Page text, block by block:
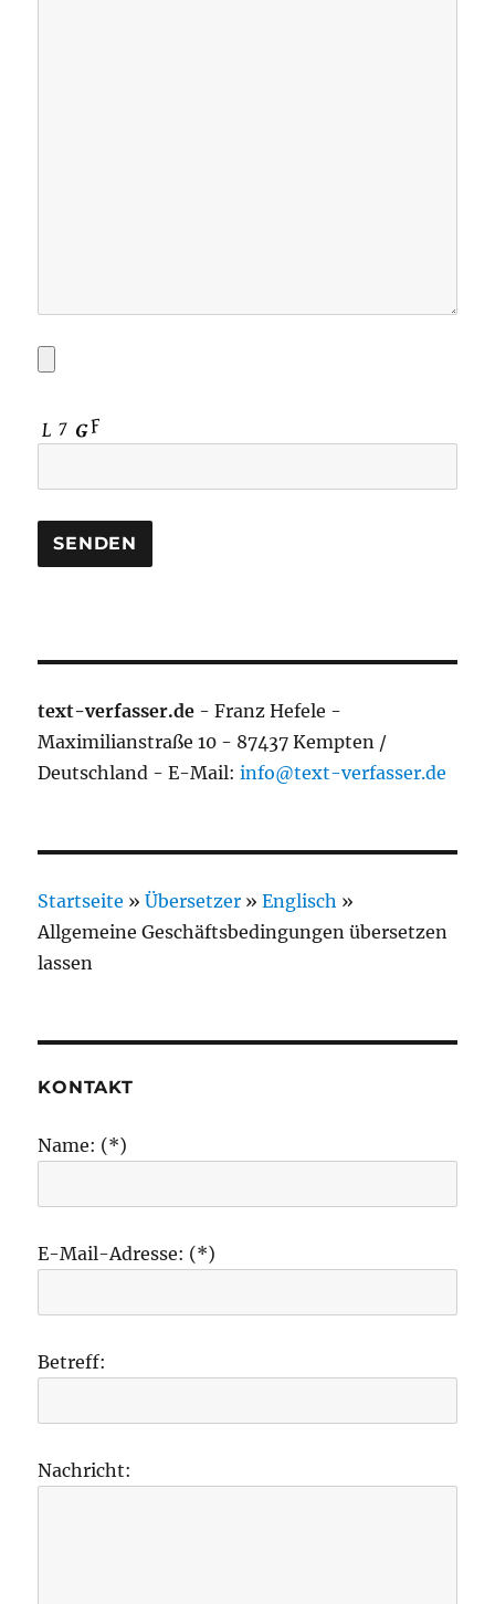
text-verfasser.de - Franz Hefele -
Maximilianstraße 10 - 87437 Kempten /
Deutschland - E-Mail:info@text-verfasser.de
Startseite »Übersetzer »Englisch »
Allgemeine Geschäftsbedingungen übersetzen
lassen
KONTAKT
Name: (*)
E-Mail-Adresse: (*)
Betreff:
Nachricht: